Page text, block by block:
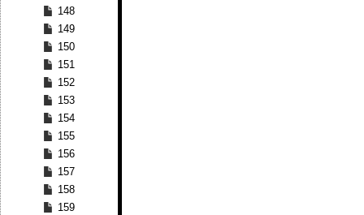
148
149
150
151
152
153
154
155
156
157
158
159